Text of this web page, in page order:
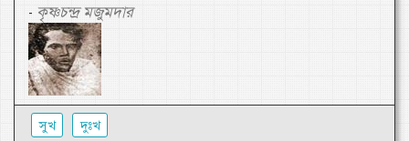
- কৃষ্ণচন্দ্র মজুমদার
সুখ দুঃখ